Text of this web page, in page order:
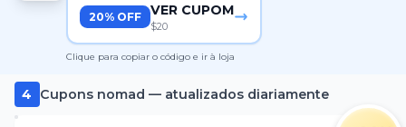
20% OFF VER CUPOM
$20
Clique para copiar o código e ir à loja
4 Cupons nomad — atualizados diariamente